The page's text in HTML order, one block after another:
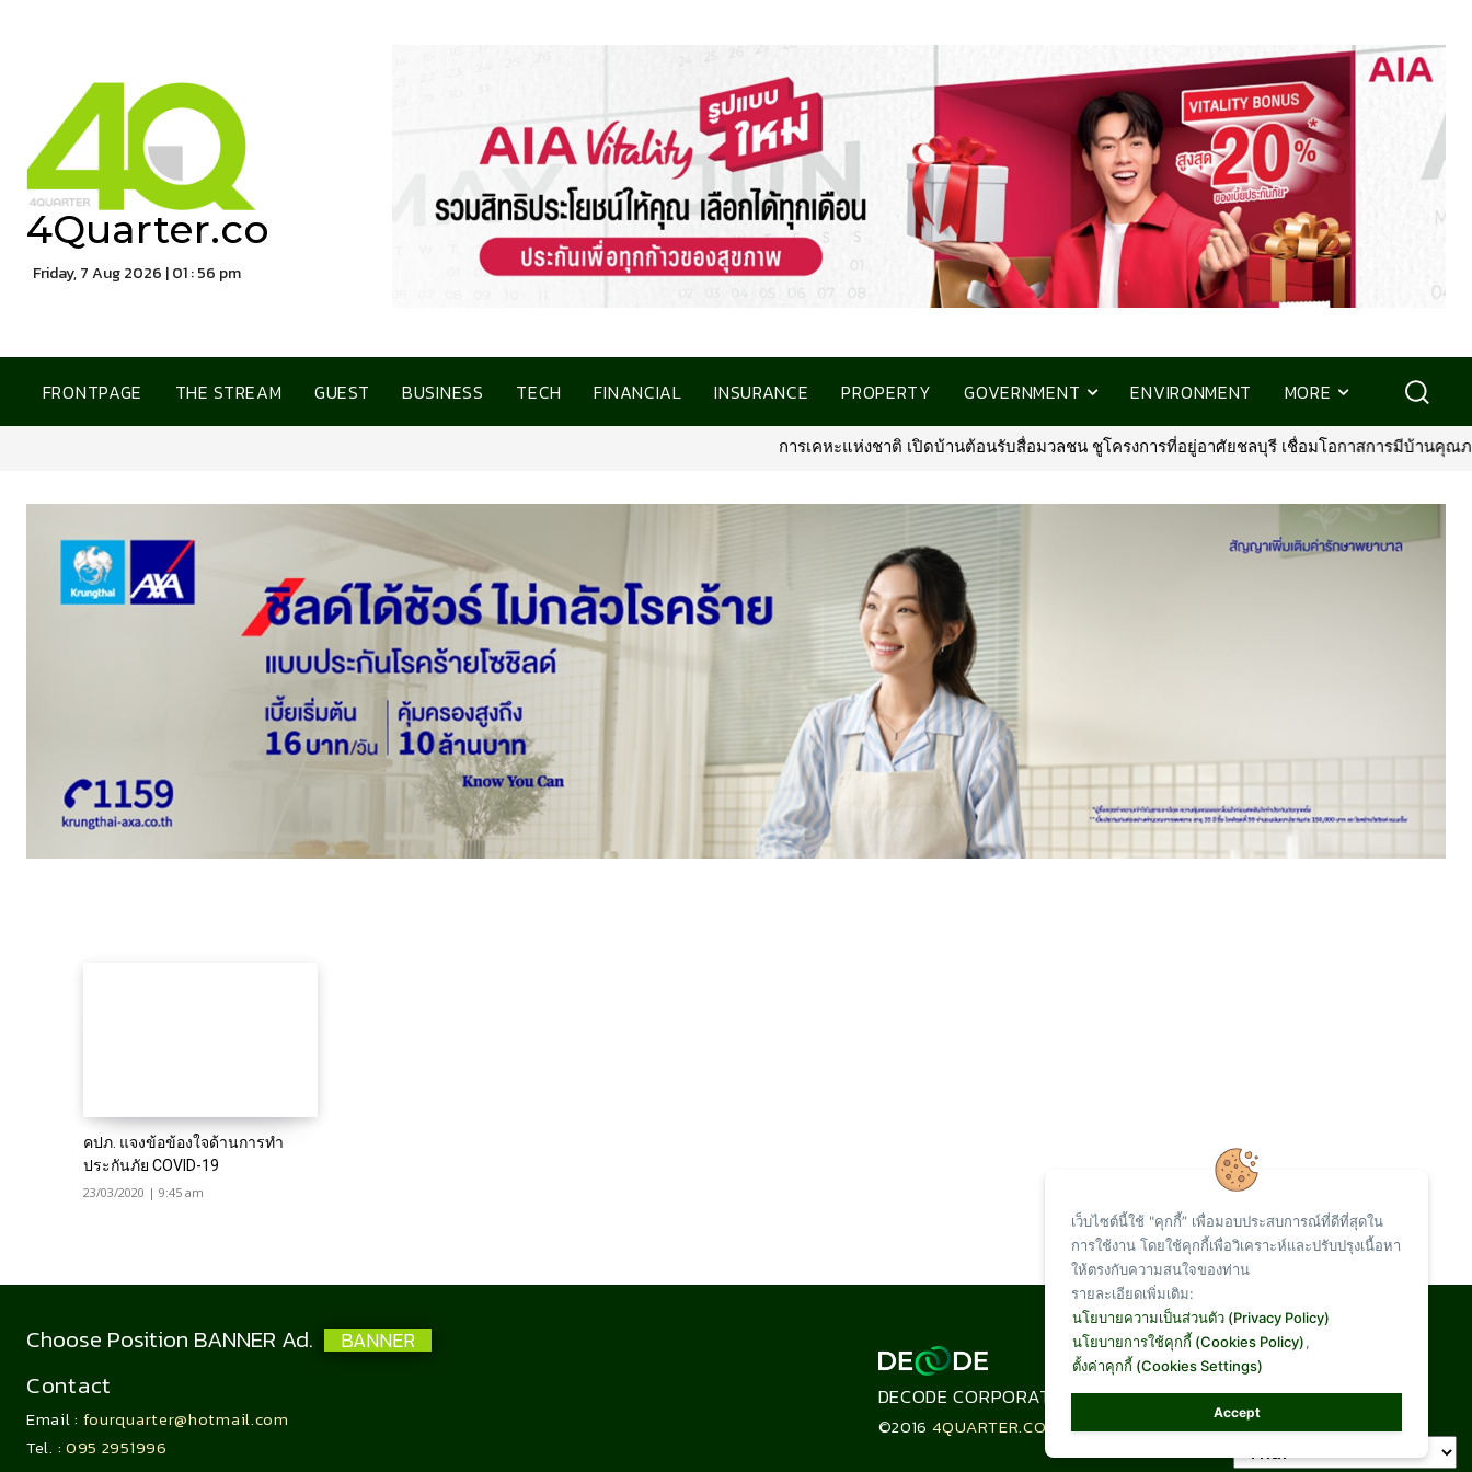
4Quarter.co
Friday, 7 Aug 2026 | 01 : 56 pm
FRONTPAGE THE STREAM GUEST BUSINESS TECH FINANCIAL INSURANCE PROPERTY GOVERNMENT ENVIRONMENT MORE
การเคหะแห่งชาติ เปิดบ้านต้อนรับสื่อมวลชน ชูโครงการที่อยู่อาศัยชลบุรี เชื่อมโอกาสการมีบ้านคุณภาพ รองรับก
คปภ. แจงข้อข้องใจด้านการทำ
ประกันภัย COVID-19
23/03/2020 | 9:45 am
Choose Position BANNER Ad. BANNER
Contact
Email : fourquarter@hotmail.com
Tel. : 095 2951996
DECODE CORPORATION LIMITED
©2016 4QUARTER.CO
Total Visit :
1,094,801
เว็บไซต์นี้ใช้ "คุกกี้” เพื่อมอบประสบการณ์ที่ดีที่สุดใน
การใช้งาน โดยใช้คุกกี้เพื่อวิเคราะห์และปรับปรุงเนื้อหา
ให้ตรงกับความสนใจของท่าน
รายละเอียดเพิ่มเติม:
นโยบายความเป็นส่วนตัว (Privacy Policy)
นโยบายการใช้คุกกี้ (Cookies Policy),
ตั้งค่าคุกกี้ (Cookies Settings)
Accept